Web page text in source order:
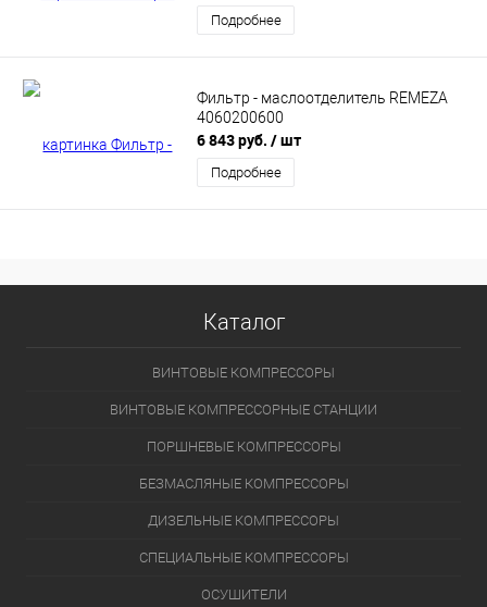
Подробнее
Фильтр - маслоотделитель REMEZA
4060200600
6 843 руб. / шт
Подробнее
Каталог
ВИНТОВЫЕ КОМПРЕССОРЫ
ВИНТОВЫЕ КОМПРЕССОРНЫЕ СТАНЦИИ
ПОРШНЕВЫЕ КОМПРЕССОРЫ
БЕЗМАСЛЯНЫЕ КОМПРЕССОРЫ
ДИЗЕЛЬНЫЕ КОМПРЕССОРЫ
СПЕЦИАЛЬНЫЕ КОМПРЕССОРЫ
ОСУШИТЕЛИ